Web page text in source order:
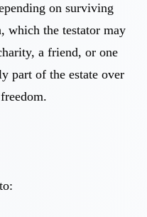
on surviving
which the testator may
a friend, or one
part of the estate over